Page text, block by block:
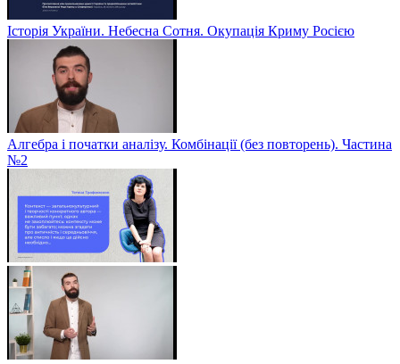
Історія України. Небесна Сотня. Окупація Криму Росією
Алгебра і початки аналізу. Комбінації (без повторень). Частина
№2